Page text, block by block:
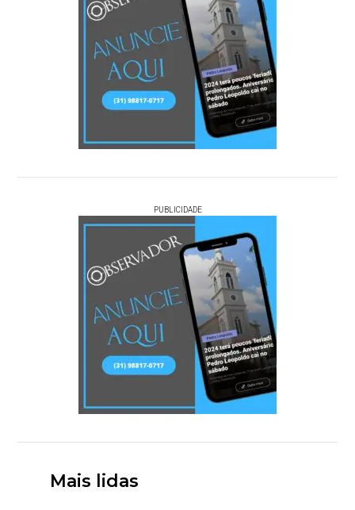
PUBLICIDADE
Mais lidas